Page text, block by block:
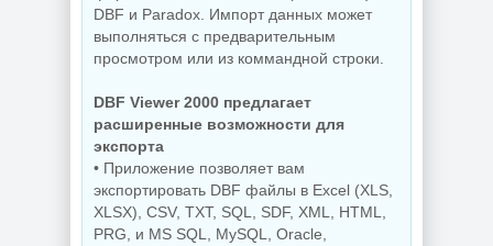
DBF и Paradox. Импорт данных может
выполняться с предварительным
просмотром или из коммандной строки.
DBF Viewer 2000 предлагает
расширенные возможности для
экспорта
• Приложение позволяет вам
экспортировать DBF файлы в Excel (XLS,
XLSX), CSV, TXT, SQL, SDF, XML, HTML,
PRG, и MS SQL, MySQL, Oracle,